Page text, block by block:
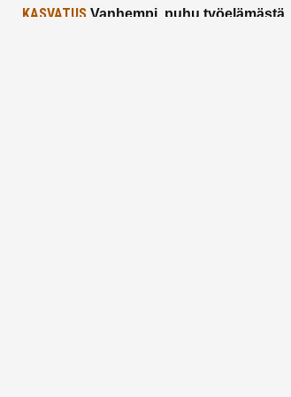
KASVATUS Vanhempi, puhu työelämästä